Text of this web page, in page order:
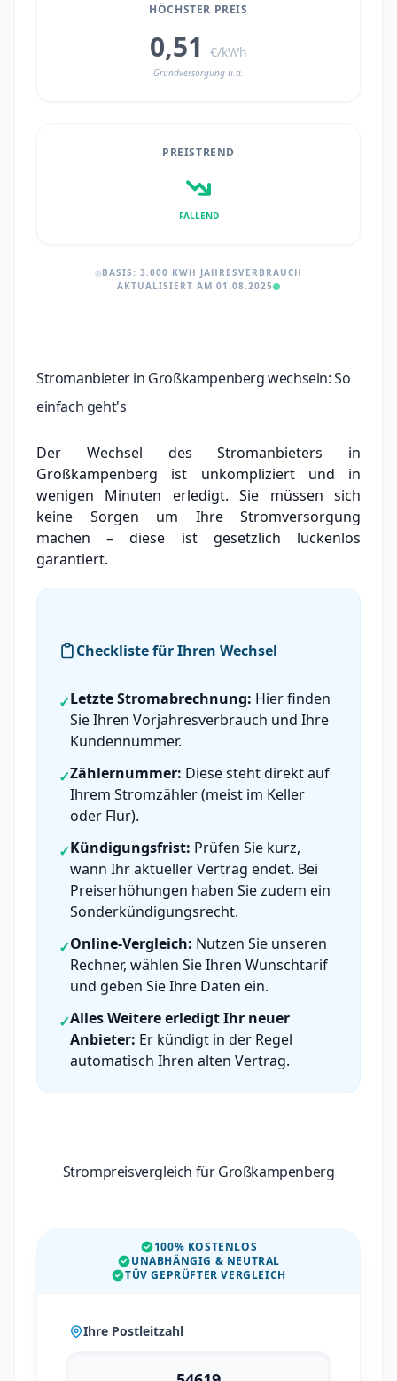
HÖCHSTER PREIS
0,51 €/kWh
Grundversorgung u.a.
PREISTREND
FALLEND
BASIS: 3.000 KWH JAHRESVERBRAUCH
AKTUALISIERT AM 01.08.2025
Stromanbieter in Großkampenberg wechseln: So
einfach geht's
Der Wechsel des Stromanbieters in
Großkampenberg ist unkompliziert und in
wenigen Minuten erledigt. Sie müssen sich
keine Sorgen um Ihre Stromversorgung
machen – diese ist gesetzlich lückenlos
garantiert.
Checkliste für Ihren Wechsel
✓Letzte Stromabrechnung: Hier finden
Sie Ihren Vorjahresverbrauch und Ihre
Kundennummer.
✓Zählernummer: Diese steht direkt auf
Ihrem Stromzähler (meist im Keller
oder Flur).
✓Kündigungsfrist: Prüfen Sie kurz,
wann Ihr aktueller Vertrag endet. Bei
Preiserhöhungen haben Sie zudem ein
Sonderkündigungsrecht.
✓Online-Vergleich: Nutzen Sie unseren
Rechner, wählen Sie Ihren Wunschtarif
und geben Sie Ihre Daten ein.
✓Alles Weitere erledigt Ihr neuer
Anbieter: Er kündigt in der Regel
automatisch Ihren alten Vertrag.
Strompreisvergleich für Großkampenberg
100% KOSTENLOS
UNABHÄNGIG & NEUTRAL
TÜV GEPRÜFTER VERGLEICH
Ihre Postleitzahl